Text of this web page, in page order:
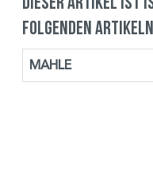
folgenden
MAHLE